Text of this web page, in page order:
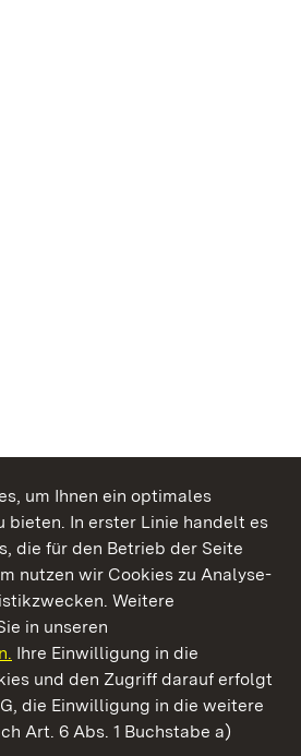
um Ihnen ein optimales
bieten. In erster Linie handelt es
die für den Betrieb der Seite
nutzen wir Cookies zu Analyse-
Weitere
in unseren
Ihre Einwilligung in die
und den Zugriff darauf erfolgt
die Einwilligung in die weitere
Art. 6 Abs. 1 Buchstabe a)
Gärten Baden-Württemberg